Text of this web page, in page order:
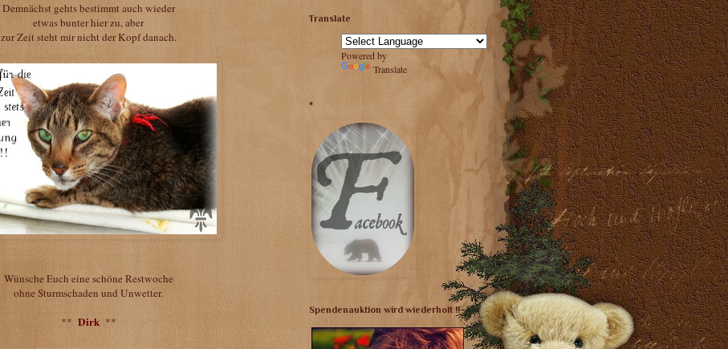
Demnächst gehts bestimmt auch wieder
etwas bunter hier zu, aber
zur Zeit steht mir nicht der Kopf danach.
Wünsche Euch eine schöne Restwoche
ohne Sturmschaden und Unwetter.
** Dirk **
Translate
Powered by
Translate
*
Spendenauktion wird wiederholt !!